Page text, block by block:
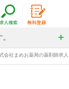
会社まめお薬局の薬剤師求人